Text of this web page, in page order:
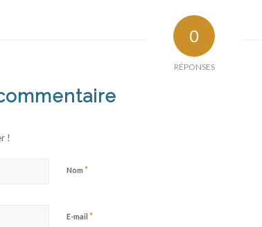
0
RÉPONSES
!
Nom *
E-mail *